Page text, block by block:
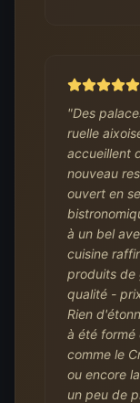
"Des
ruelle
accueillent
nouveau
ouvert en
à un bel
cuisine
produits de
qualité -
Rien
à été formé
comme le
ou encore
un peu de